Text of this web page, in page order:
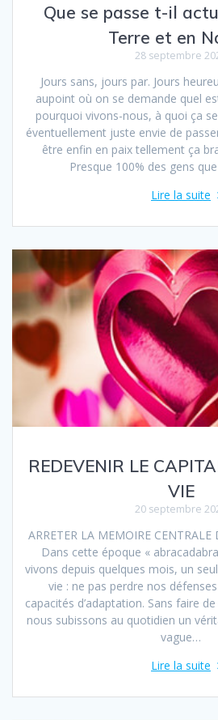
Que se passe t-il
Terre et en
28 septembre
Jours sans, jours par. Jours
aupoint où on se demande quel
pourquoi vivons-nous, à quoi ça
éventuellement juste envie de
être enfin en paix tellement ça
Presque 100% des gens
Lire la suite
REDEVENIR LE
VIE
20 septembre
ARRETER LA MEMOIRE
Dans cette époque «
vivons depuis quelques mois, un
vie : ne pas perdre nos
capacités d’adaptation. Sans faire
nous subissons au quotidien un
vague…
Lire la suite
47